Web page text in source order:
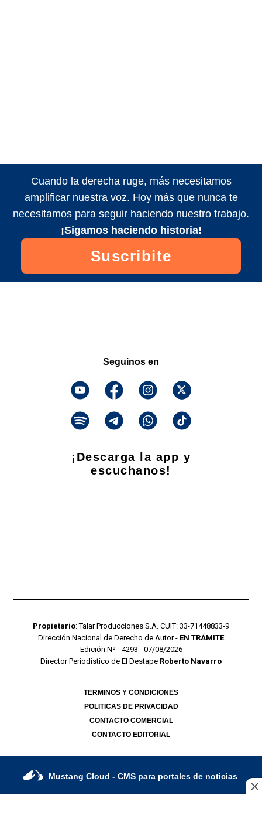
Cuando la derecha ruge, más necesitamos
amplificar nuestra voz. Hoy más que nunca te
necesitamos para seguir haciendo nuestro trabajo.
¡Sigamos haciendo historia!
Suscribite
Seguinos en
¡Descarga la app y
escuchanos!
Propietario: Talar Producciones S.A. CUIT: 33-71448833-9
Dirección Nacional de Derecho de Autor - EN TRÁMITE
Edición Nº - 4293 - 07/08/2026
Director Periodístico de El Destape Roberto Navarro
TERMINOS Y CONDICIONES
POLITICAS DE PRIVACIDAD
CONTACTO COMERCIAL
CONTACTO EDITORIAL
Mustang Cloud - CMS para portales de noticias